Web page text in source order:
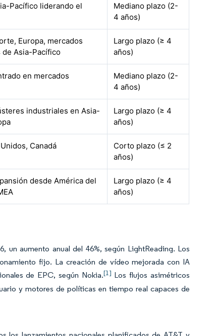
Pacífico liderando el
Mediano plazo (2-
4 años)
Europa, mercados
de Asia-Pacífico
Largo plazo (≥ 4
años)
en mercados
Mediano plazo (2-
4 años)
industriales en Asia-
Largo plazo (≥ 4
años)
Canadá
Corto plazo (≤ 2
años)
desde América del
Largo plazo (≥ 4
años)
un aumento anual del 46%, según LightReading. Los
fijo. La creación de vídeo mejorada con IA
de EPC, según Nokia.[1] Los flujos asimétricos
y motores de políticas en tiempo real capaces de